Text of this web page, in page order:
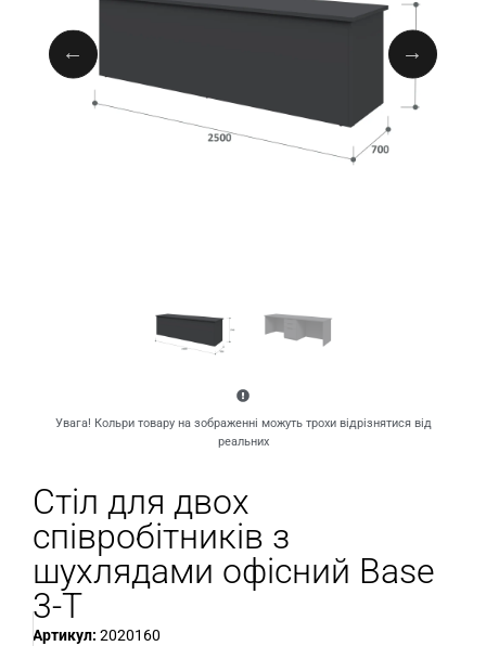
Увага! Кольри товару на зображенні можуть трохи відрізнятися від
реальних
Стіл для двох
співробітників з
шухлядами офісний Base
3-T
Артикул: 2020160